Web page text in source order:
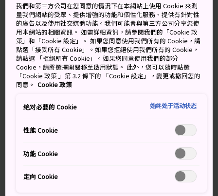
關鍵字 地圖
在少為人知的京都寺廟中，享受
禪宗的寧靜與樂器裝飾
擁有令人讚嘆的美麗庭園、優美環境，且可欣賞秋楓，是
圓光寺屬於佛教禪宗的臨濟宗
此寺曾經是對一般民眾開放的學校
我們和第三方公司在您同意的情況下在本網站上使用 Cookie 來測
量我們網站的受眾、提供增強的功能和個性化服務、提供有針對性
的廣告以及使用社交媒體功能。我們可能會與第三方公司分享您使
用本網站的相關資訊。 如需詳細資訊，請參閱我們的「Cookie 政
策」和「Cookie 設定」。 如果您同意使用我們所有的 Cookie，請
點選「接受所有 Cookie」。如果您拒絕使用我們所有的 Cookie，
請點選 「拒絕所有 Cookie」。如果您同意使用我們的部分
Cookie，請將選擇開關移至啟用狀態。 此外，您可以隨時點選
「Cookie 政策 」第 3.2 條下的 「Cookie 設定」，變更或撤回您的
同意。 Cookie 政策
绝对必要的 Cookie 始终处于活动状态
性能 Cookie
功能 Cookie
定向 Cookie